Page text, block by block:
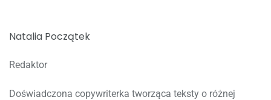
Natalia Początek
Redaktor
Doświadczona copywriterka tworząca teksty o różnej